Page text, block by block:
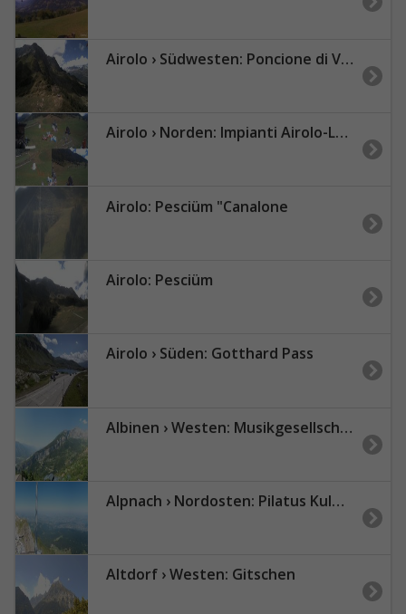
Airolo › Südwesten: Poncione di Vespero - Il Madone
Airolo › Norden: Impianti Airolo-Lüina
Airolo: Pesciüm "Canalone
Airolo: Pesciüm
Airolo › Süden: Gotthard Pass
Albinen › Westen: Musikgesellschaft Leuca
Alpnach › Nordosten: Pilatus Kulm - Bürgenstock - Lucerne - Vierwaldstättersee - Rigi Kulm
Altdorf › Westen: Gitschen